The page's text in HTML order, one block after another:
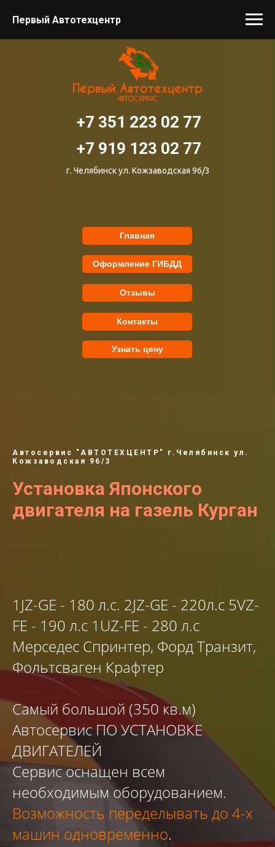
Первый Автотехцентр
Оформление ГИБДД
Отзывы
Контакты
+7 351 223 02 77
+7 919 123 02 77
г. Челябинск ул. Кожзаводская 96/3
Главная
Узнать цену
Автосервис "АВТОТЕХЦЕНТР" г.Челябинск ул.
Кожзаводская 96/3
Установка Японского
двигателя на газель Курган
1JZ-GE - 180 л.с. 2JZ-GE - 220л.с 5VZ-
FE - 190 л.с 1UZ-FE - 280 л.с
Мерседес Спринтер, Форд Транзит,
Фольтсваген Крафтер
Самый большой (350 кв.м)
Автосервис ПО УСТАНОВКЕ
ДВИГАТЕЛЕЙ
Сервис оснащен всем
необходимым оборудованием.
Возможность переделывать до 4-х
машин одновременно.